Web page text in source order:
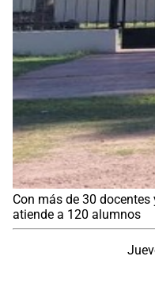
Con más de 30
atiende a 120 alumnos